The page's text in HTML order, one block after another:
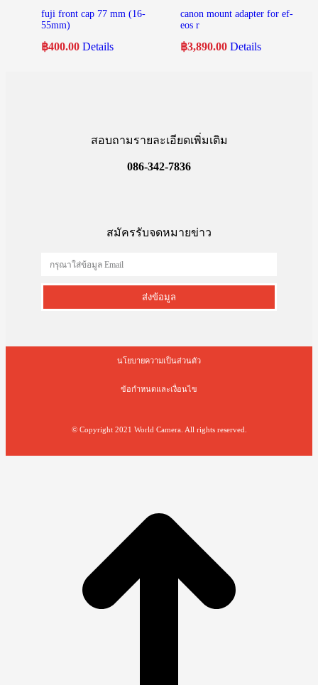
fuji front cap 77 mm (16-
55mm)
฿400.00 Details
canon mount adapter for ef-
eos r
฿3,890.00 Details
สอบถามรายละเอียดเพิ่มเติม
086-342-7836
สมัครรับจดหมายข่าว
ส่งข้อมูล
© Copyright 2021 World Camera. All rights reserved.
นโยบายความเป็นส่วนตัว
ข้อกำหนดและเงื่อนไข